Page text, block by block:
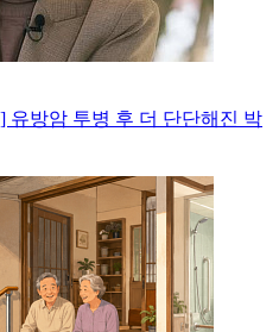
유방암 투병 후 더 단단해진 박